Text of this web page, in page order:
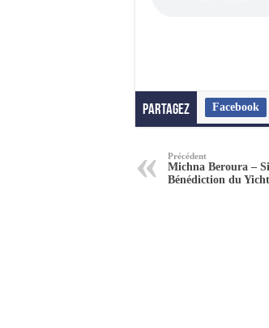
Partagez Facebook
Précédent
Michna Beroura –
Bénédiction du